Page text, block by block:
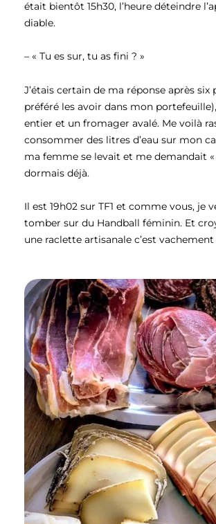
était bientôt 15h30, l’heure déteindre
diable.
– « Tu es sur, tu as fini ? »
J’étais certain de ma réponse après six
préféré les avoir dans mon
entier et un fromager avalé. Me voilà
consommer des litres d’eau sur mon
ma femme se levait et me demandait «
dormais déjà.
Il est 19h02 sur TF1 et comme vous, je
tomber sur du Handball féminin. Et
une raclette artisanale c’est vachement